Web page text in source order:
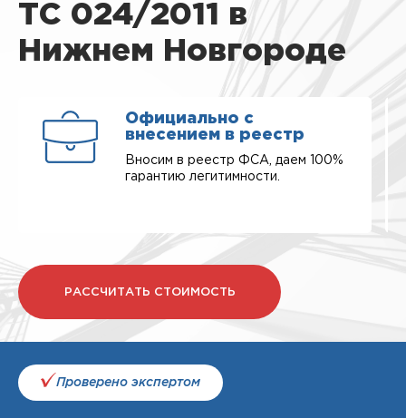
ТС 024/2011 в
Нижнем Новгороде
Официально с
внесением в реестр
Вносим в реестр ФСА, даем 100%
гарантию легитимности.
РАССЧИТАТЬ СТОИМОСТЬ
Проверено экспертом